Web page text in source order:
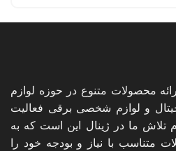
محصولات متنوع در حوزه لوازم
و لوازم شخصی برقی فعالیت
تلاش ما در ژینال این است که به
متناسب با نیاز و بودجه خود را